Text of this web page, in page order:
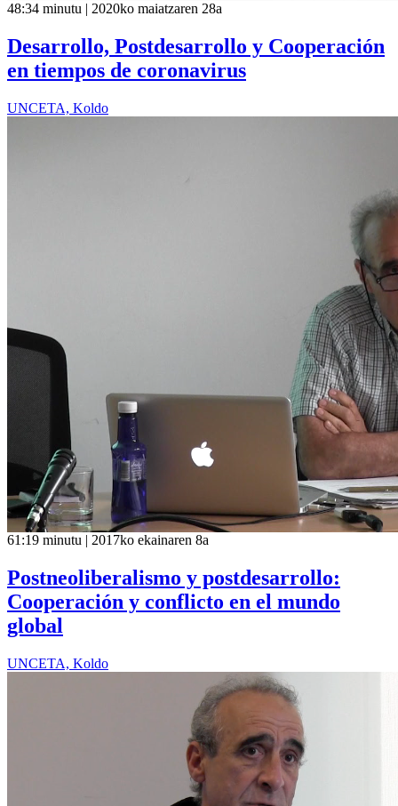
48:34 minutu | 2020ko maiatzaren 28a
Desarrollo, Postdesarrollo y Cooperación
en tiempos de coronavirus
UNCETA, Koldo
61:19 minutu | 2017ko ekainaren 8a
Postneoliberalismo y postdesarrollo:
Cooperación y conflicto en el mundo
global
UNCETA, Koldo